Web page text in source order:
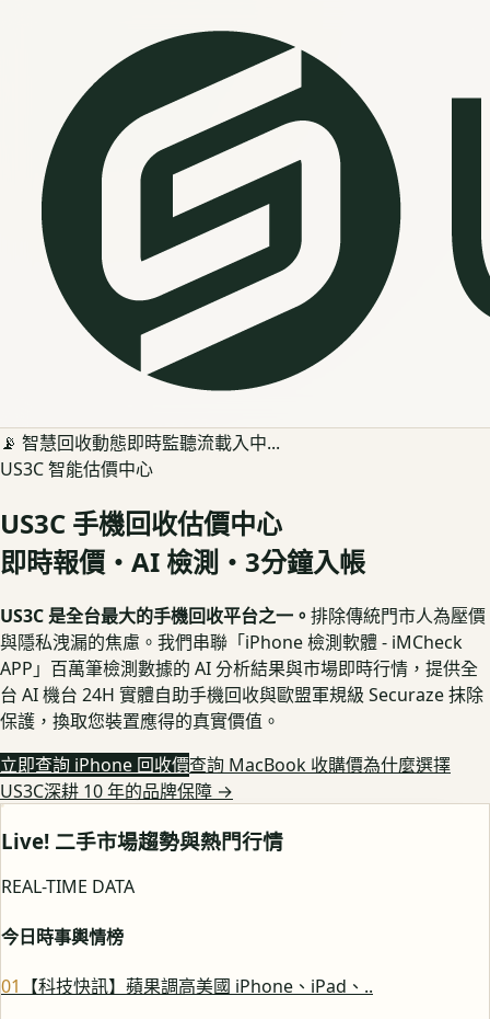
📡 智慧回收動態即時監聽流載入中...
US3C 智能估價中心
US3C 手機回收估價中心
即時報價・AI 檢測・3分鐘入帳
US3C 是全台最大的手機回收平台之一。 排除傳統門市人為壓價
與隱私洩漏的焦慮。我們串聯「iPhone 檢測軟體 - iMCheck
APP」百萬筆檢測數據的 AI 分析結果與市場即時行情，提供全
台 AI 機台 24H 實體自助手機回收與歐盟軍規級 Securaze 抹除
保護，換取您裝置應得的真實價值。
立即查詢 iPhone 回收價查詢 MacBook 收購價為什麼選擇
US3C深耕 10 年的品牌保障 →
Live! 二手市場趨勢與熱門行情
REAL-TIME DATA
今日時事輿情榜
01 【科技快訊】蘋果調高美國 iPhone、iPad、..